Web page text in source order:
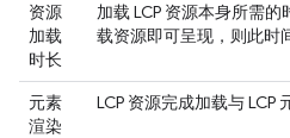
资源
加载
时长
加载 LCP 资源本身所需
载资源即可呈现，则此时
元素
渲染
LCP 资源完成加载与 LCP